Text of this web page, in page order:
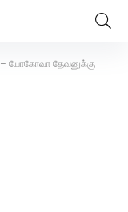
– யோகோவா தேவனுக்கு